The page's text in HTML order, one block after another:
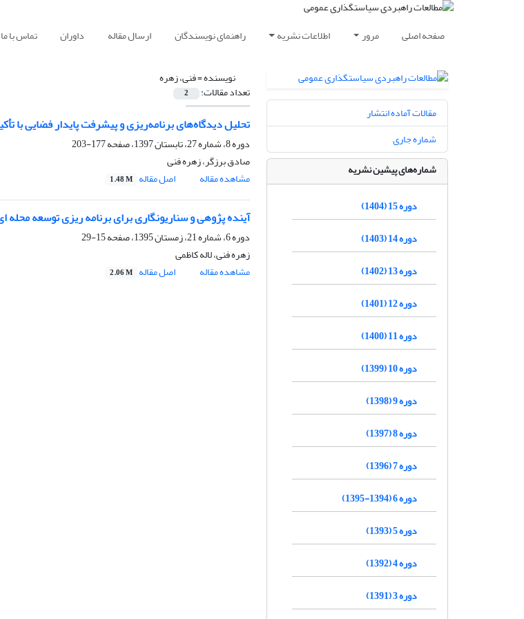
صفحه اصلی مرور اطلاعات نشریه راهنمای نویسندگان ارسال مقاله داوران تماس با ما
نویسنده =فنی، زهره
تعداد مقالات: 2
تحلیل دیدگاه‌های برنامه‌ریزی و پیشرفت پایدار فضایی با
دوره 8، شماره 27، تابستان 1397، صفحه
177-203
صادق برزگر، زهره فنی
مشاهده مقاله
اصل مقاله 1.48 M
آینده پژوهی و سناریونگاری برای برنامه ریزی توسعه
دوره 6، شماره 21، زمستان 1395، صفحه
15-29
زهره فنی، لاله کاظمی
مشاهده مقاله
اصل مقاله 2.06 M
مقالات آماده انتشار
شماره جاری
شماره‌های پیشین نشریه
دوره 15 (1404)
دوره 14 (1403)
دوره 13 (1402)
دوره 12 (1401)
دوره 11 (1400)
دوره 10 (1399)
دوره 9 (1398)
دوره 8 (1397)
دوره 7 (1396)
دوره 6 (1394-1395)
دوره 5 (1393)
دوره 4 (1392)
دوره 3 (1391)